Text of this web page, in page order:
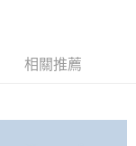
「AFTEE先享後付」
。
完成。
要取消訂單，請聯絡
相關推薦